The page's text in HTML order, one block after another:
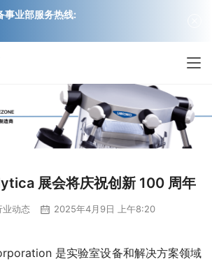
展会将庆祝创新 100 周年
业动态 2025年4月9日 上午8:20
是实验室设备和解决方案领域
事业部服务热线: